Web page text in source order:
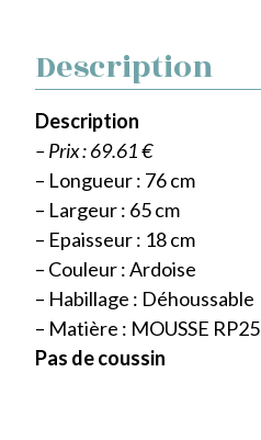
Description
Description
– Prix : 69.61 €
– Longueur : 76 cm
– Largeur : 65 cm
– Epaisseur : 18 cm
– Couleur : Ardoise
– Habillage : Déhoussable
– Matière : MOUSSE RP25
Pas de coussin